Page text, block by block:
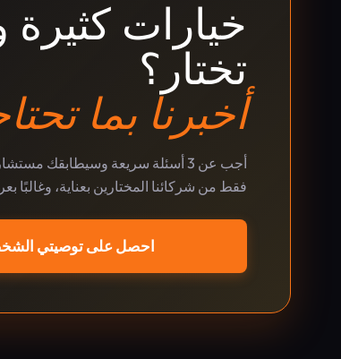
خيارات كثيرة
تختار؟
أخبرنا بما
أجب عن 3 أسئلة سريعة وسيطابقك
فقط من شركائنا المختارين بعناية،
احصل على توصيتي